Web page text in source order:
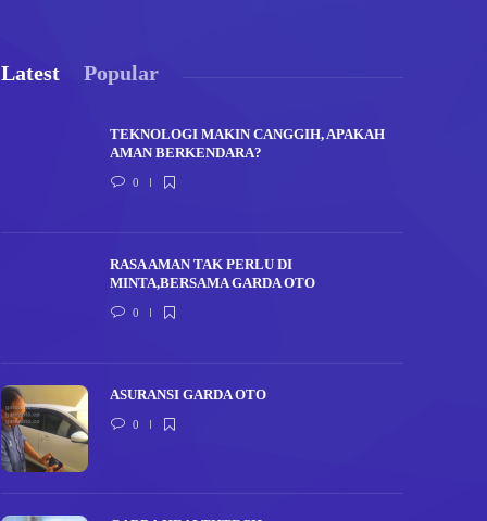
Latest Popular
TEKNOLOGI MAKIN CANGGIH, APAKAH
AMAN BERKENDARA?
0
RASA AMAN TAK PERLU DI
MINTA,BERSAMA GARDA OTO
0
ASURANSI GARDA OTO
0